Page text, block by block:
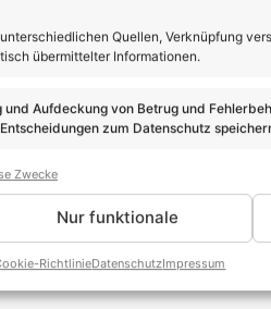
Quellen, Verknüpfung
übermittelter Informationen.
Aufdeckung von Betrug und
zum Datenschutz
Zwecke
Nur funktionale
RichtlinieDatenschutzImpressum
es schafft, Generationen und
zu einem neuen Kapitel bei
Sound für die schönsten